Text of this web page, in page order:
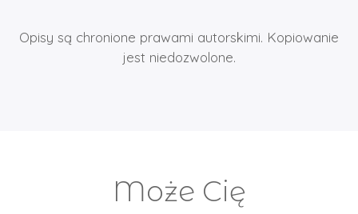
Opisy są chronione prawami autorskimi. Kopiowanie
jest niedozwolone.
Może Cię